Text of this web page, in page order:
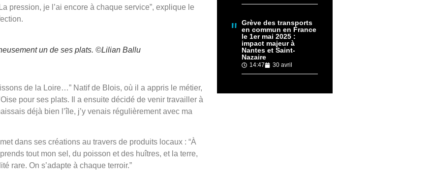
pression, je l’ai encore à chaque service”, explique le
un de ses plats. ©Lilian Ballu
de la Loire…” Natif de Blois, où il a appris le métier,
pour ses plats. Il a ensuite décidé de venir travailler à
déjà bien l’île, j’y venais régulièrement avec ma
dans ses créations au travers de produits locaux : “À
tout mon sel, du poisson et des huîtres, et la terre,
rare. On s’adapte à chaque terroir.”
Grève des transports
en commun en France
le 1er mai 2025 :
impact majeur à
Nantes et Saint-
Nazaire
14:47 30 avril